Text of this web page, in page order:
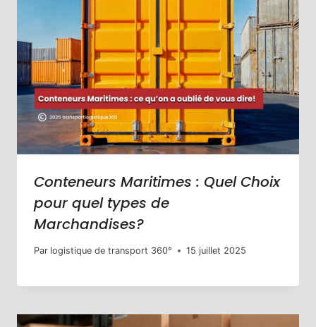
Conteneurs Maritimes : Quel Choix
pour quel types de
Marchandises?
Par logistique de transport 360° 15 juillet 2025